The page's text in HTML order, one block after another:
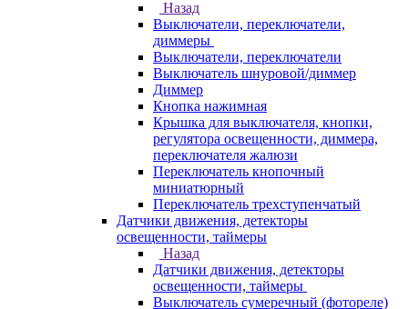
Назад
Выключатели, переключатели,
диммеры
Выключатели, переключатели
Выключатель шнуровой/диммер
Диммер
Кнопка нажимная
Крышка для выключателя, кнопки,
регулятора освещенности, диммера,
переключателя жалюзи
Переключатель кнопочный
миниатюрный
Переключатель трехступенчатый
Датчики движения, детекторы
освещенности, таймеры
Назад
Датчики движения, детекторы
освещенности, таймеры
Выключатель сумеречный (фотореле)